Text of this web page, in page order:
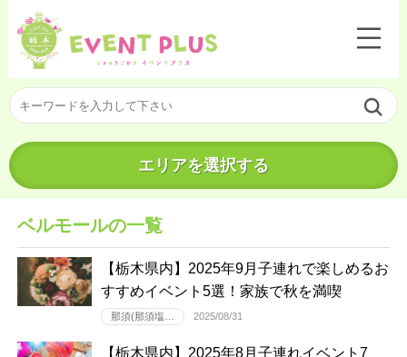
エリアを選択する
ベルモールの一覧
【栃木県内】2025年9月子連れで楽しめるお
すすめイベント5選！家族で秋を満喫
那須(那須塩… 2025/08/31
【栃木県内】2025年8月子連れイベント7